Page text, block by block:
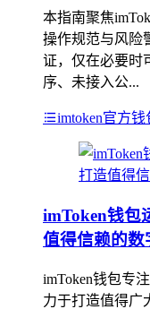
本指南聚焦
操作规范与风险
证，仅在必要时
序、未接入公...
imtoken官方
imToken钱包
值得信赖的数
imToken钱包专
力于打造值得广